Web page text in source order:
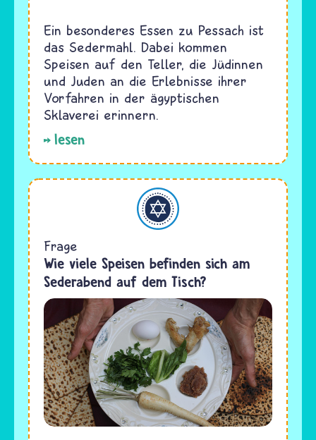
Ein besonderes Essen zu Pessach ist
das Sedermahl. Dabei kommen
Speisen auf den Teller, die Jüdinnen
und Juden an die Erlebnisse ihrer
Vorfahren in der ägyptischen
Sklaverei erinnern.
lesen
Judentum
Frage
Wie viele Speisen befinden sich am
Sederabend auf dem Tisch?